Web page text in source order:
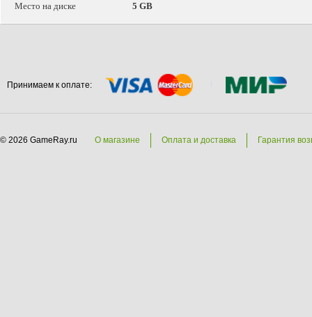
Место на диске 5 GB
Принимаем к оплате:
© 2026 GameRay.ru О магазине Оплата и доставка Гарантия